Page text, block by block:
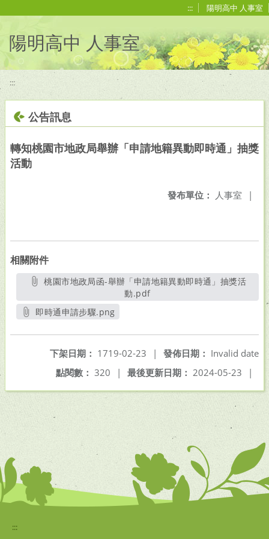
::: 陽明高中 人事室
陽明高中 人事室
:::
公告訊息
轉知桃園市地政局舉辦「申請地籍異動即時通」抽獎
活動
發布單位： 人事室 |
相關附件
桃園市地政局函-舉辦「申請地籍異動即時通」抽獎活
動.pdf另開新視窗
即時通申請步驟.png
發佈日期： Invalid date
下架日期： 1719-02-23
|
最後更新日期： 2024-05-23 |
點閱數： 320 |
:::